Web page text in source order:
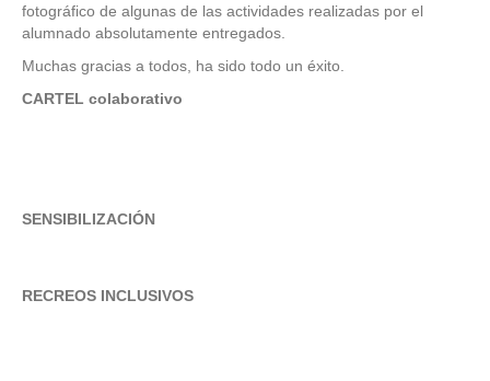
fotográfico de algunas de las actividades realizadas por el
alumnado absolutamente entregados.
Muchas gracias a todos, ha sido todo un éxito.
CARTEL colaborativo
SENSIBILIZACIÓN
RECREOS INCLUSIVOS